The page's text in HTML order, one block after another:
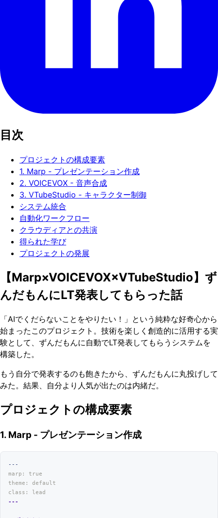
目次
プロジェクトの構成要素
1. Marp - プレゼンテーション作成
2. VOICEVOX - 音声合成
3. VTubeStudio - キャラクター制御
システム統合
自動化ワークフロー
クラウディアとの共演
得られた学び
プロジェクトの発展
【Marp×VOICEVOX×VTubeStudio】ず
んだもんにLT発表してもらった話
「AIでくだらないことをやりたい！」という純粋な好奇心から
始まったこのプロジェクト。技術を楽しく創造的に活用する実
験として、ずんだもんに自動でLT発表してもらうシステムを
構築した。
もう自分で発表するのも飽きたから、ずんだもんに丸投げして
みた。結果、自分より人気が出たのは内緒だ。
プロジェクトの構成要素
1. Marp - プレゼンテーション作成
---
marp: true
theme: default
class: lead
---